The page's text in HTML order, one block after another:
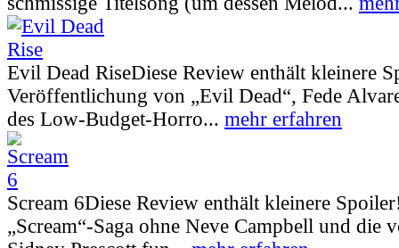
Evil Dead RiseDiese Review enthält kleinere
Veröffentlichung von „Evil Dead“, Fede
des Low-Budget-Horro... mehr erfahren
Scream 6Diese Review enthält kleinere
„Scream“-Saga ohne Neve Campbell und die